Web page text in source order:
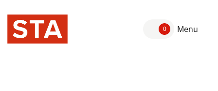
0 Menu